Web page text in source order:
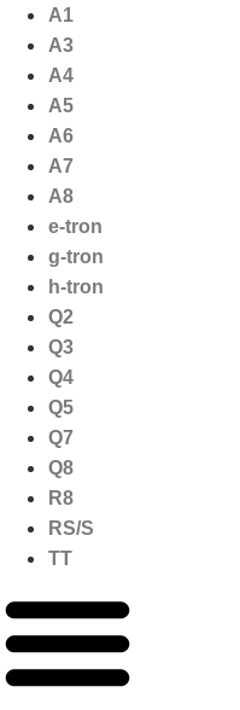
naar
inhoud
A1
A3
A4
A5
A6
A7
A8
e-tron
g-tron
h-tron
Q2
Q3
Q4
Q5
Q7
Q8
R8
RS/S
TT